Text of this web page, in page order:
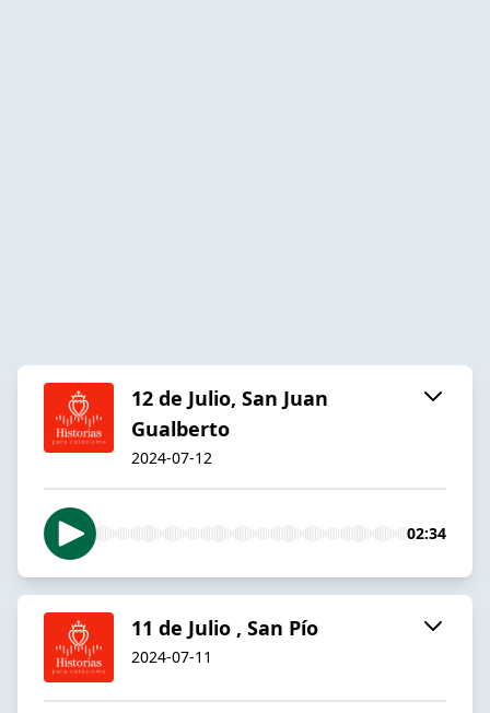
12 de Julio, San Juan
Gualberto
2024-07-12
02:34
11 de Julio , San Pío
2024-07-11